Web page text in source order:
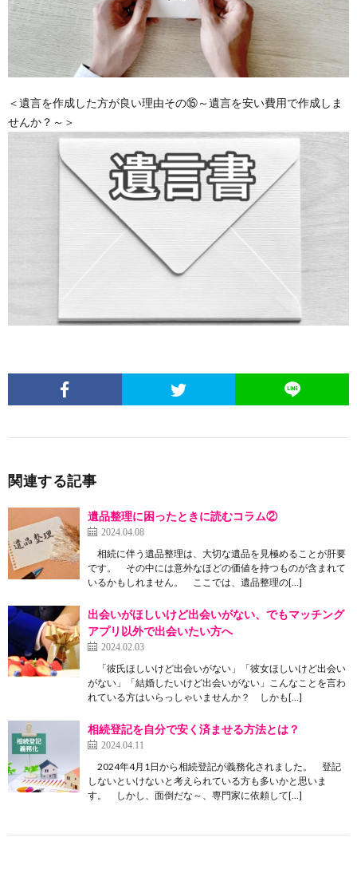
＜遺言を作成した方が良い理由その⑮～遺言を安い費用で作成しま
せんか？～＞
関連する記事
遺品整理に困ったときに読むコラム②
2024.04.08
相続に伴う遺品整理は、大切な遺品を見極めることが肝要
です。 その中には意外なほどの価値を持つものが含まれて
いるかもしれません。 ここでは、遺品整理の[…]
出会いがほしいけど出会いがない、でもマッチング
アプリ以外で出会いたい方へ
2024.02.03
「彼氏ほしいけど出会いがない」「彼女ほしいけど出会い
がない」「結婚したいけど出会いがない」こんなことを言わ
れている方はいらっしゃいませんか？ しかも[…]
相続登記を自分で安く済ませる方法とは？
2024.04.11
2024年4月1日から相続登記が義務化されました。 登記
しないといけないと考えられている方も多いかと思いま
す。 しかし、面倒だな～、専門家に依頼して[…]